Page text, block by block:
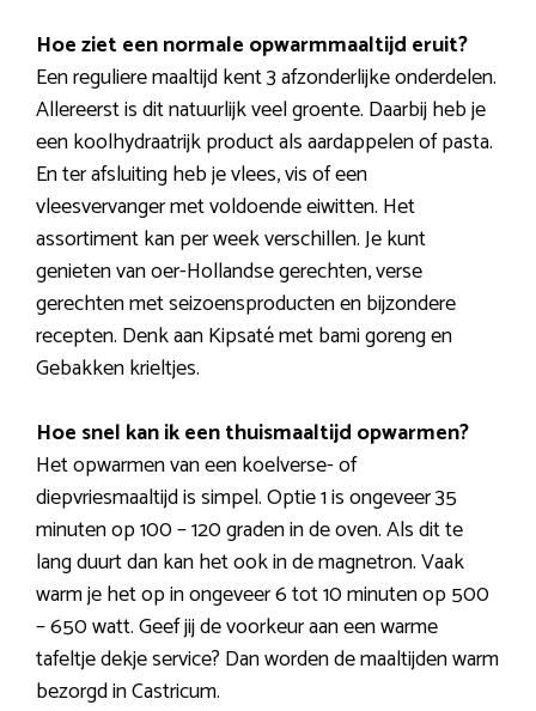
Hoe ziet een normale opwarmmaaltijd eruit?
Een reguliere maaltijd kent 3 afzonderlijke onderdelen.
Allereerst is dit natuurlijk veel groente. Daarbij heb je
een koolhydraatrijk product als aardappelen of pasta.
En ter afsluiting heb je vlees, vis of een
vleesvervanger met voldoende eiwitten. Het
assortiment kan per week verschillen. Je kunt
genieten van oer-Hollandse gerechten, verse
gerechten met seizoensproducten en bijzondere
recepten. Denk aan Kipsaté met bami goreng en
Gebakken krieltjes.
Hoe snel kan ik een thuismaaltijd opwarmen?
Het opwarmen van een koelverse- of
diepvriesmaaltijd is simpel. Optie 1 is ongeveer 35
minuten op 100 – 120 graden in de oven. Als dit te
lang duurt dan kan het ook in de magnetron. Vaak
warm je het op in ongeveer 6 tot 10 minuten op 500
– 650 watt. Geef jij de voorkeur aan een warme
tafeltje dekje service? Dan worden de maaltijden warm
bezorgd in Castricum.